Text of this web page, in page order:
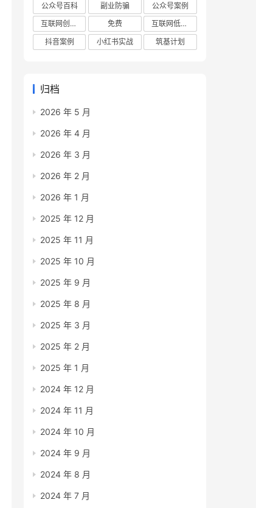
公众号百科
副业防骗
公众号案例
互联网创业项目
免费
互联网低成本创业项目
抖音案例
小红书实战 筑基计划
归档
2026 年 5 月
2026 年 4 月
2026 年 3 月
2026 年 2 月
2026 年 1 月
2025 年 12 月
2025 年 11 月
2025 年 10 月
2025 年 9 月
2025 年 8 月
2025 年 3 月
2025 年 2 月
2025 年 1 月
2024 年 12 月
2024 年 11 月
2024 年 10 月
2024 年 9 月
2024 年 8 月
2024 年 7 月